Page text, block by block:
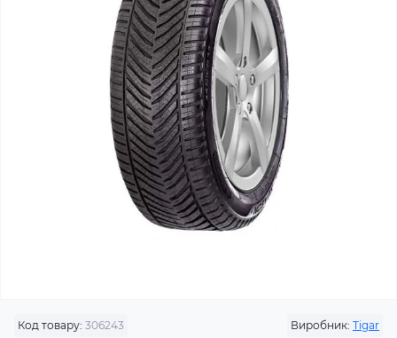
Код товару: 306243 Виробник: Tigar